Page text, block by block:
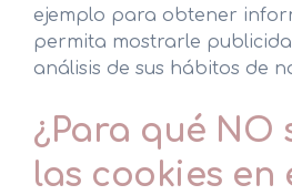
ejemplo para obtener
permita mostrarle
análisis de sus hábitos de
¿Para qué NO
las cookies en